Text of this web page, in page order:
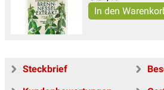
Steckbrief